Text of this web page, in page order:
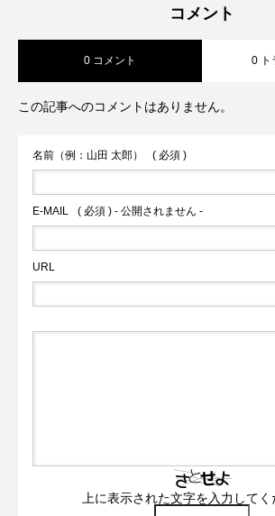
コメント
0 コメント 0 ト
この記事へのコメントはありません。
名前（例：山田 太郎） ( 必須 )
E-MAIL ( 必須 ) - 公開されません -
URL
上に表示された文字を入力してく